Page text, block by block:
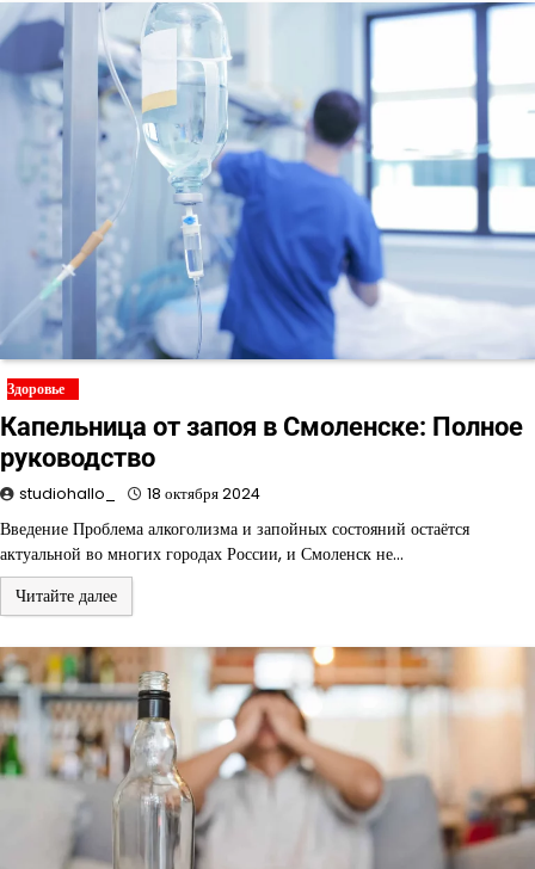
Здоровье
Капельница от запоя в Смоленске: Полное
руководство
studiohallo_ 18 октября 2024
Введение Проблема алкоголизма и запойных состояний остаётся
актуальной во многих городах России, и Смоленск не…
Читайте далее